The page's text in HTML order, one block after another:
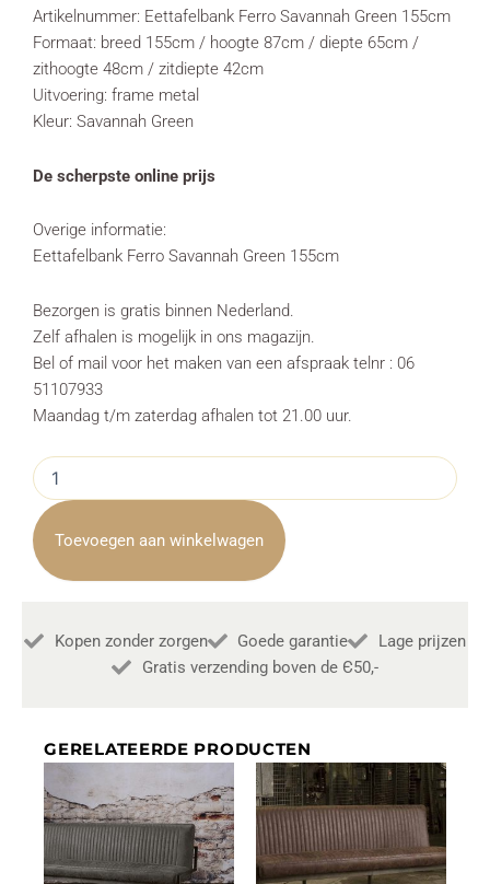
Artikelnummer: Eettafelbank Ferro Savannah Green 155cm
Formaat: breed 155cm / hoogte 87cm / diepte 65cm /
zithoogte 48cm / zitdiepte 42cm
Uitvoering: frame metal
Kleur: Savannah Green
De scherpste online prijs
Overige informatie:
Eettafelbank Ferro Savannah Green 155cm
Bezorgen is gratis binnen Nederland.
Zelf afhalen is mogelijk in ons magazijn.
Bel of mail voor het maken van een afspraak telnr : 06
51107933
Maandag t/m zaterdag afhalen tot 21.00 uur.
Eettafelbank
Ferro
Savannah
Green
155cm
Towerliving
Toevoegen aan winkelwagen
Kopen zonder zorgen Goede garantie
Lage prijzen
Gratis verzending boven de Є50,-
GERELATEERDE PRODUCTEN